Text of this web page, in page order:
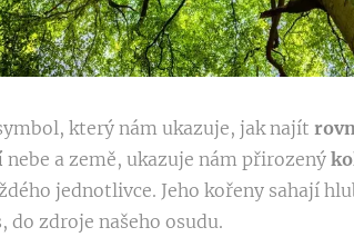
který nám ukazuje, jak najít
nebe a země, ukazuje nám přirozený
jednotlivce. Jeho kořeny sahají
do zdroje našeho osudu.